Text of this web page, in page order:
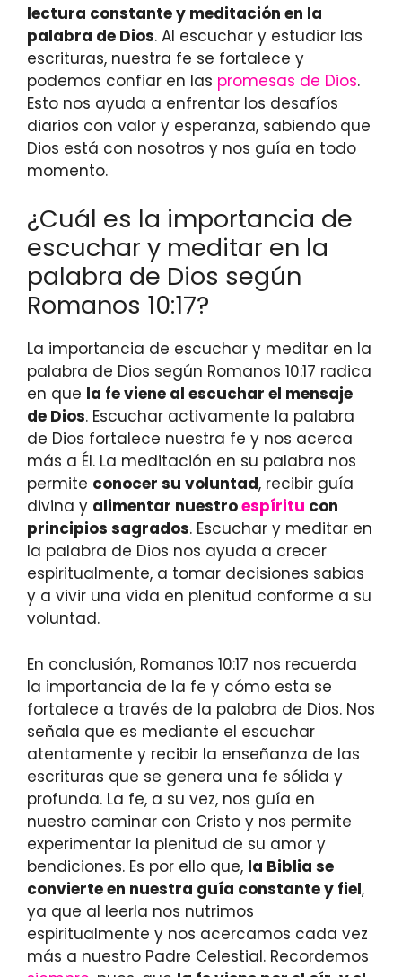
lectura constante y meditación en la
palabra de Dios. Al escuchar y estudiar las
escrituras, nuestra fe se fortalece y
podemos confiar en las promesas de Dios.
Esto nos ayuda a enfrentar los desafíos
diarios con valor y esperanza, sabiendo que
Dios está con nosotros y nos guía en todo
momento.
¿Cuál es la importancia de
escuchar y meditar en la
palabra de Dios según
Romanos 10:17?
La importancia de escuchar y meditar en la
palabra de Dios según Romanos 10:17 radica
en que la fe viene al escuchar el mensaje
de Dios. Escuchar activamente la palabra
de Dios fortalece nuestra fe y nos acerca
más a Él. La meditación en su palabra nos
permite conocer su voluntad, recibir guía
divina y alimentar nuestroespíritu con
principios sagrados. Escuchar y meditar en
la palabra de Dios nos ayuda a crecer
espiritualmente, a tomar decisiones sabias
y a vivir una vida en plenitud conforme a su
voluntad.
En conclusión, Romanos 10:17 nos recuerda
la importancia de la fe y cómo esta se
fortalece a través de la palabra de Dios. Nos
señala que es mediante el escuchar
atentamente y recibir la enseñanza de las
escrituras que se genera una fe sólida y
profunda. La fe, a su vez, nos guía en
nuestro caminar con Cristo y nos permite
experimentar la plenitud de su amor y
bendiciones. Es por ello que, la Biblia se
convierte en nuestra guía constante y fiel,
ya que al leerla nos nutrimos
espiritualmente y nos acercamos cada vez
más a nuestro Padre Celestial. Recordemos